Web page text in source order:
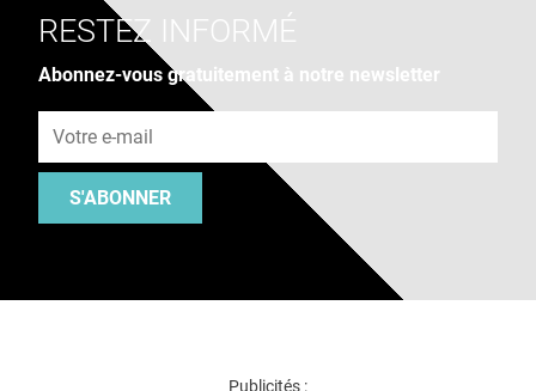
RESTEZ INFORMÉ
Abonnez-vous gratuitement à notre newsletter
S'ABONNER
Publicités :